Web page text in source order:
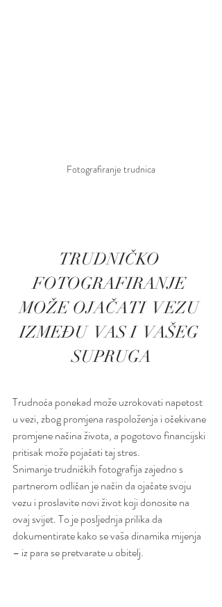
Fotografiranje trudnica
TRUDNIČKO
FOTOGRAFIRANJE
MOŽE OJAČATI  VEZU
IZMEĐU  VAS I  VAŠEG
SUPRUGA
Trudnoća ponekad može uzrokovati napetost
u vezi, zbog promjena raspoloženja i očekivane
promjene načina života, a pogotovo financijski
pritisak može pojačati taj stres.
Snimanje trudničkih fotografija zajedno s
partnerom odličan je način da ojačate svoju
vezu i proslavite novi život koji donosite na
ovaj svijet. To je posljednja prilika da
dokumentirate kako se vaša dinamika mijenja
– iz para se pretvarate u obitelj.